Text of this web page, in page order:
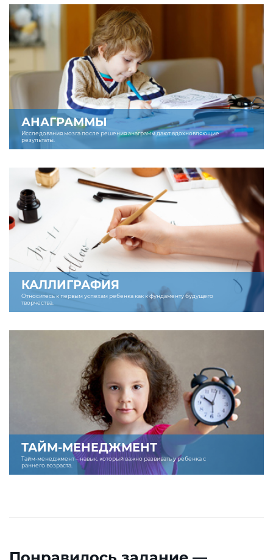
АНАГРАММЫ
Исследования мозга после решения анаграмм дают вдохновляющие
результаты.
КАЛЛИГРАФИЯ
Относитесь к первым успехам ребенка как к фундаменту будущего
творчества.
ТАЙМ-МЕНЕДЖМЕНТ
Тайм-менеджмент – навык, который важно развивать у ребенка с
раннего возраста.